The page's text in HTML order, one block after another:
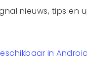
nieuws, tips en
in